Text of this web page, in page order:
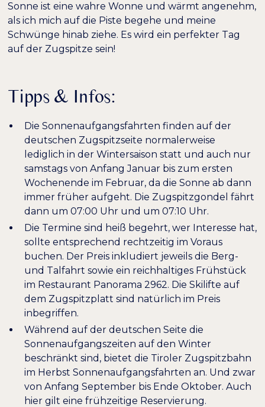
Sonne ist eine wahre Wonne und wärmt angenehm,
als ich mich auf die Piste begehe und meine
Schwünge hinab ziehe. Es wird ein perfekter Tag
auf der Zugspitze sein!
Tipps & Infos:
Die Sonnenaufgangsfahrten finden auf der
deutschen Zugspitzseite normalerweise
lediglich in der Wintersaison statt und auch nur
samstags von Anfang Januar bis zum ersten
Wochenende im Februar, da die Sonne ab dann
immer früher aufgeht. Die Zugspitzgondel fährt
dann um 07:00 Uhr und um 07:10 Uhr.
Die Termine sind heiß begehrt, wer Interesse hat,
sollte entsprechend rechtzeitig im Voraus
buchen. Der Preis inkludiert jeweils die Berg-
und Talfahrt sowie ein reichhaltiges Frühstück
im Restaurant Panorama 2962. Die Skilifte auf
dem Zugspitzplatt sind natürlich im Preis
inbegriffen.
Während auf der deutschen Seite die
Sonnenaufgangszeiten auf den Winter
beschränkt sind, bietet die Tiroler Zugspitzbahn
im Herbst Sonnenaufgangsfahrten an. Und zwar
von Anfang September bis Ende Oktober. Auch
hier gilt eine frühzeitige Reservierung.